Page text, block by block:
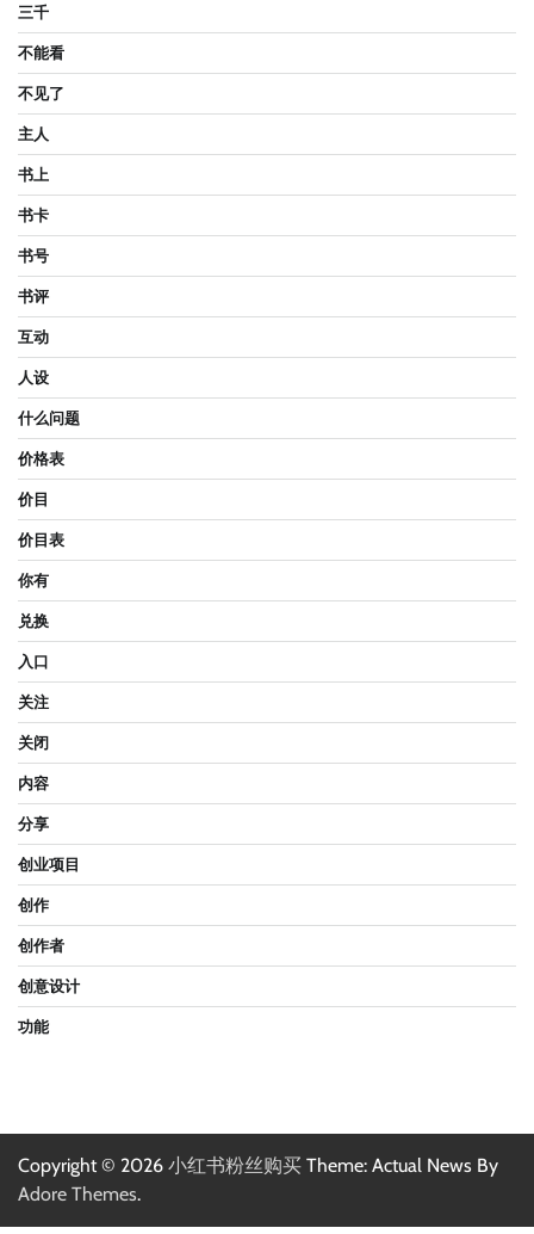
三千
不能看
不见了
主人
书上
书卡
书号
书评
互动
人设
什么问题
价格表
价目
价目表
你有
兑换
入口
关注
关闭
内容
分享
创业项目
创作
创作者
创意设计
功能
Copyright © 2026 小红书粉丝购买 Theme: Actual News By
Adore Themes.